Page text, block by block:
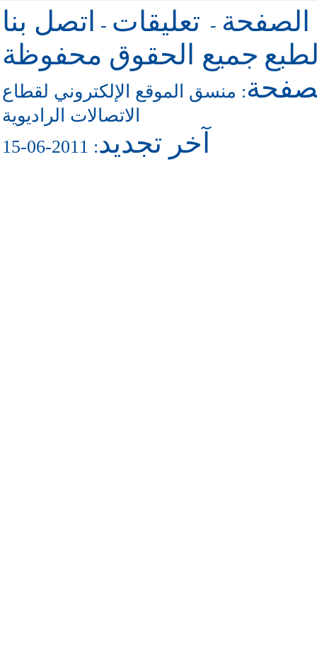
الصفحة - تعليقات -
اتصل بنا
جميع الحقوق محفوظة
: منسق الموقع الإلكتروني لقطاع
الاتصالات الراديوية
آخر تجديد: 2011-06-15